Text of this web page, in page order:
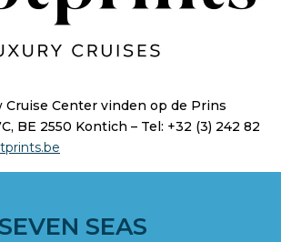
Cruise Center vinden op de Prins
BE 2550 Kontich – Tel: +32 (3) 242 82
SEAS